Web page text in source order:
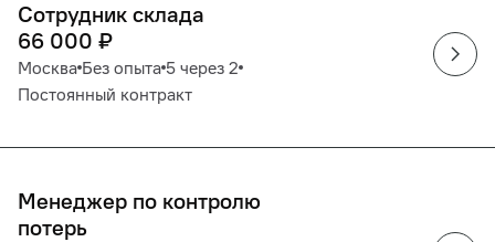
Сотрудник склада
66 000 ₽
Москва Без опыта 5 через 2
Постоянный контракт
Менеджер по контролю
потерь